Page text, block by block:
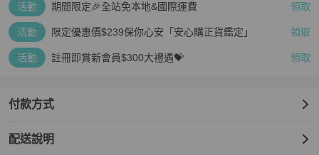
活動 期間限定🎉全站免本地&國際運費 領取
活動 限定優惠價$239保你心安「安心購正貨鑑定」 領取
活動 註冊即賞新會員$300大禮遇💝 領取
付款方式
配送說明